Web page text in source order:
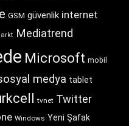
GSM güvenlik internet
Mediatrend
Microsoft mobil
medya tablet
tvnet Twitter
Windows Yeni Şafak